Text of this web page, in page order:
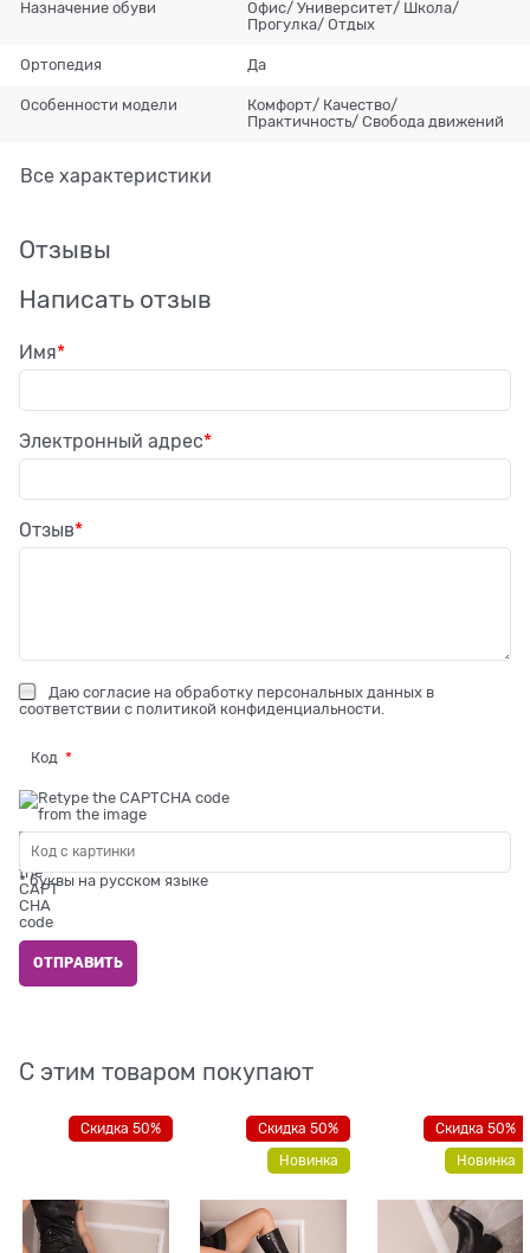
Назначение обуви
Офис/ Университет/ Школа/
Прогулка/ Отдых
Ортопедия Да
Особенности модели
Комфорт/ Качество/
Практичность/ Свобода движений
Все характеристики
Отзывы
Написать отзыв
Имя
Электронный адрес
Отзыв
Даю согласие на обработку персональных данных в
соответствии с политикой конфиденциальности
Код
* буквы на русском языке
С этим товаром покупают
Скидка 50%
Скидка 50%
Новинка
Скидка 50%
Новинка